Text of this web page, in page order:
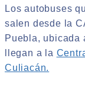
Los autobuses
salen desde la
Puebla, ubicada
llegan a la
Culiacán.